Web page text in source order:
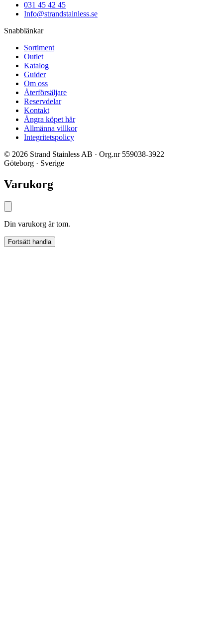
031 45 42 45
Info@strandstainless.se
Snabblänkar
Sortiment
Outlet
Katalog
Guider
Om oss
Återförsäljare
Reservdelar
Kontakt
Ångra köpet här
Allmänna villkor
Integritetspolicy
© 2026 Strand Stainless AB · Org.nr 559038-3922
Göteborg · Sverige
Varukorg
Din varukorg är tom.
Fortsätt handla